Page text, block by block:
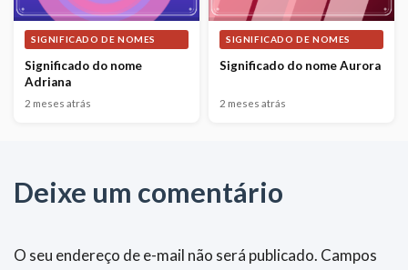
SIGNIFICADO DE NOMES
Significado do nome
Adriana
2 meses atrás
SIGNIFICADO DE NOMES
Significado do nome Aurora
2 meses atrás
Deixe um comentário
O seu endereço de e-mail não será publicado. Campos